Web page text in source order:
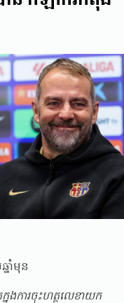
ាំមុន
ងការចុះហត្ថលេខាយក